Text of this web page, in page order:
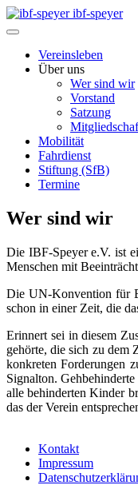
ibf-speyer
Vereinsleben
Über uns
Wer sind wir
Vorstand
Satzung
Mobilität
Fahrdienst
Stiftung (SfB)
Termine
Wer sind wir
Die IBF-Speyer e.V. ist
Menschen mit
Die UN-Konvention für
schon in einer Zeit, die
Erinnert sei in diesem
gehörte, die sich zu dem
konkreten Forderungen
Signalton.
alle behinderten Kinder
das der Verein
Kontakt
Impressum